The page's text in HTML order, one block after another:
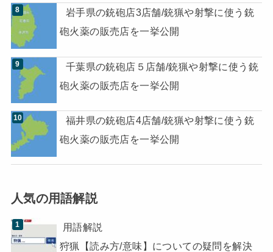
岩手県の銃砲店3店舗/銃猟や射撃に使う銃
砲火薬の販売店を一挙公開
千葉県の銃砲店５店舗/銃猟や射撃に使う銃
砲火薬の販売店を一挙公開
福井県の銃砲店4店舗/銃猟や射撃に使う銃
砲火薬の販売店を一挙公開
人気の用語解説
用語解説
狩猟【読み方/意味】についての疑問を解決